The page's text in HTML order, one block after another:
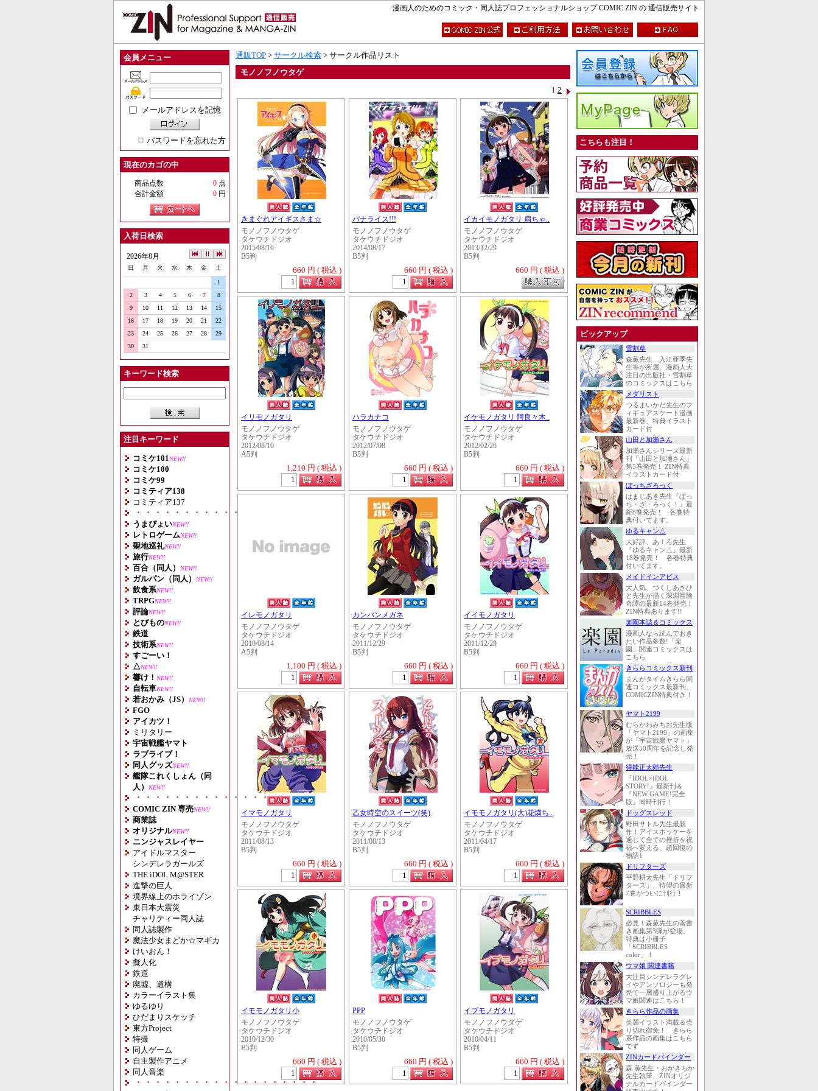
漫画人のためのコミック・同人誌プロフェッショナルショップ COMIC ZIN の 通信販売サイト
会員メニュー
メールアドレスを記憶
パスワードを忘れた方
現在のカゴの中
商品点数 0 点
合計金額
0 円
入荷日検索
2026年8月
日 月 火 水 木 金 土
1
2
3 4 5 6 7
8
9
10 11 12 13 14
15
16
17 18 19 20 21
22
23
24 25 26 27 28
29
30
31
キーワード検索
注目キーワード
コミケ101 NEW!!
コミケ100
コミケ99
コミティア138
コミティア137
・・・・・・・・・・・・・・・・・・・
うまぴょいNEW!!
レトロゲームNEW!!
聖地巡礼NEW!!
旅行NEW!!
百合（同人） NEW!!
ガルパン（同人） NEW!!
飲食系NEW!!
TRPGNEW!!
評論NEW!!
とびものNEW!!
鉄道
技術系NEW!!
すごーい！
△NEW!!
響け！ NEW!!
自転車NEW!!
若おかみ（JS） NEW!!
FGO
アイカツ！
ミリタリー
宇宙戦艦ヤマト
ラブライブ！
同人グッズNEW!!
艦隊これくしょん（同
人）
NEW!!
・・・・・・・・・・・・・・・・・・・
COMIC ZIN 専売NEW!!
商業誌
オリジナルNEW!!
ニンジャスレイヤー
アイドルマスター
シンデレラガールズ
THE iDOL M@STER
進撃の巨人
境界線上のホライゾン
東日本大震災
チャリティー同人誌
同人誌製作
魔法少女まどか☆マギカ
けいおん！
擬人化
鉄道
廃墟、遺構
カラーイラスト集
ゆるゆり
ひだまりスケッチ
東方Project
特撮
同人ゲーム
自主製作アニメ
同人音楽
・・・・・・・・・・・・・・・・・・・
通販TOP > サークル検索 > サークル作品リスト
モノノフノウタゲ
1 2
きまぐれアイギスさま☆
モノノフノウタゲ
タケウチドジオ
2015/08/16
B5判
660 円 ( 税込 )
パナライス!!!
モノノフノウタゲ
タケウチドジオ
2014/08/17
B5判
660 円 ( 税込 )
イカイモノガタリ 扇ちゃ..
モノノフノウタゲ
タケウチドジオ
2013/12/29
B5判
660 円 ( 税込 )
イリモノガタリ
モノノフノウタゲ
タケウチドジオ
2012/08/10
A5判
1,210 円 ( 税込 )
ハラカナコ
モノノフノウタゲ
タケウチドジオ
2012/07/08
B5判
660 円 ( 税込 )
イケモノガタリ 阿良々木..
モノノフノウタゲ
タケウチドジオ
2012/02/26
B5判
660 円 ( 税込 )
イレモノガタリ
モノノフノウタゲ
タケウチドジオ
2010/08/14
A5判
1,100 円 ( 税込 )
カンバンメガネ
モノノフノウタゲ
タケウチドジオ
2011/12/29
B5判
660 円 ( 税込 )
イイモノガタリ
モノノフノウタゲ
タケウチドジオ
2011/12/29
B5判
660 円 ( 税込 )
イマモノガタリ
モノノフノウタゲ
タケウチドジオ
2011/08/13
B5判
660 円 ( 税込 )
乙女時空のスイーツ(笑)
モノノフノウタゲ
タケウチドジオ
2011/08/13
B5判
660 円 ( 税込 )
イモモノガタリ(大)花燐ち..
モノノフノウタゲ
タケウチドジオ
2011/04/17
B5判
660 円 ( 税込 )
イモモノガタリ小
モノノフノウタゲ
タケウチドジオ
2010/12/30
B5判
660 円 ( 税込 )
PPP
モノノフノウタゲ
タケウチドジオ
2010/05/30
B5判
660 円 ( 税込 )
イブモノガタリ
モノノフノウタゲ
タケウチドジオ
2010/04/11
B5判
660 円 ( 税込 )
こちらも注目！
ピックアップ
雪割草
森薫先生、入江亜季先
生等が所属、漫画人大
注目の出版社・雪割草
のコミックスはこちら
メダリスト
つるまいかだ先生のフ
ィギュアスケート漫画
最新巻、特典イラスト
カード付
山田と加瀬さん
加瀬さんシリーズ最新
刊「山田と加瀬さん」
第5巻発売！ ZIN特典
イラストカード付
ぼっちざろっく
はまじあき先生『ぼっ
ち・ざ・ろっく！』最
新8巻発売！ 各巻特
典付いてます。
ゆるキャン△
大好評、あｆろ先生
『ゆるキャン△』最新
18巻発売！ 各巻特典
付いてます。
メイドインアビス
大人気、つくしあきひ
と先生が描く深淵冒険
奇譚の最新14巻発売！
ZIN特典あります!!
楽園本誌＆コミックス
漫画人なら読んでおき
たい作品多数!「楽
園」関連コミックスは
こちら
きららコミックス新刊
まんがタイムきらら関
連コミックス最新刊、
COMICZIN特典付き！
ヤマト2199
むらかわみちお先生版
「ヤマト2199」の画集
が『宇宙戦艦ヤマト』
放送50周年を記念し発
売！
得能正太郎先生
『IDOL×IDOL
STORY!』最新刊＆
『NEW GAME!完全
版』同時刊行！
ドッグスレッド
野田サトル先生最新
作！アイスホッケーを
通じて全ての挫折を祝
福へ変える、超回復の
物語1
ドリフターズ
平野耕太先生「ドリフ
ターズ」、待望の最新
7巻がついに刊行！
SCRIBBLES
必見！森薫先生の落書
き画集第3弾が登場。
特典は小冊子
「SCRIBBLES
color」！
ウマ娘 関連書籍
大注目シンデレラグレ
イやアンソロジーも発
売で一層盛り上がるウ
マ娘関連はこちら！
きらら作品の画集
美麗イラスト満載＆売
り切れ御免！ きらら
系作品の画集はこちら
です
ZINカードバインダー
森 薫先生・おがきちか
先生執筆、ZINオリジ
ナルカードバインダー